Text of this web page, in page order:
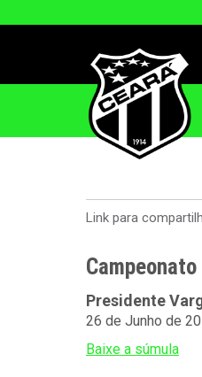
Link para
Presidente
26 de Junho de
Baixe a súmula